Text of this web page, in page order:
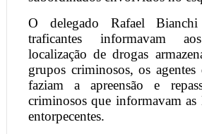
O delegado Rafael
traficantes informavam
localização de drogas
grupos criminosos, os
faziam a apreensão e
criminosos que informavam as
entorpecentes.